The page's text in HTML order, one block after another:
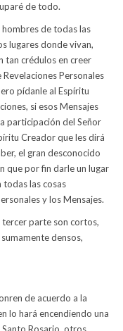
de todo.
hombres de todas las
lugares donde vivan,
tan crédulos en creer
Personales
pídanle al Espíritu
si esos Mensajes
participación del Señor
Creador que les dirá
el gran desconocido
que por fin darle un lugar
todas las cosas
y los Mensajes.
tercer parte son cortos,
densos,
de acuerdo a la
lo hará encendiendo una